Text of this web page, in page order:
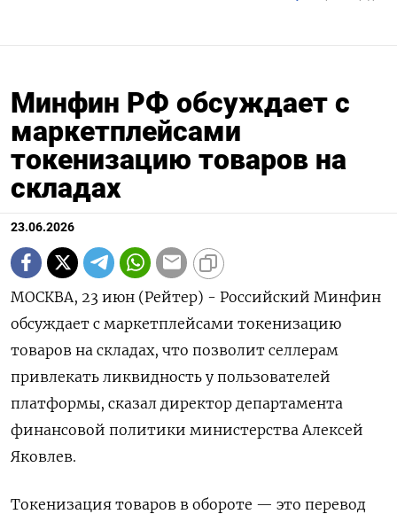
Минфин РФ обсуждает с
маркетплейсами
токенизацию товаров на
складах
23.06.2026
МОСКВА, 23 июн (Рейтер) - Российский Минфин
обсуждает с маркетплейсами токенизацию
товаров на складах, что позволит селлерам
привлекать ликвидность у пользователей
платформы, сказал директор департамента
финансовой политики министерства Алексей
Яковлев.
Токенизация товаров в обороте — это перевод